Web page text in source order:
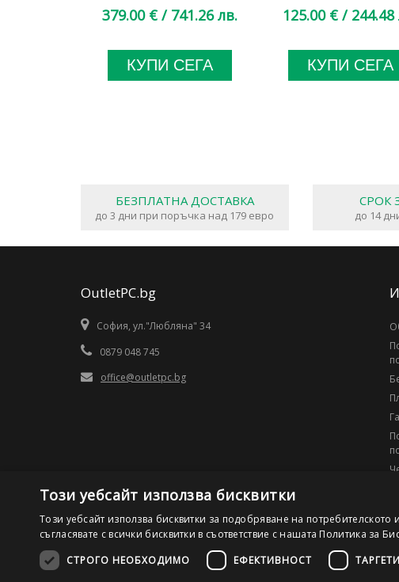
379.00 € / 741.26 лв.
КУПИ СЕГА
125.00 € / 244.48
КУПИ СЕГА
БЕЗПЛАТНА ДОСТАВКА
до 3 дни при поръчка над 179 евро
СРОК
до 14
OutletPC.bg
София, ул."Любляна" 34
0879 048 745
office@outletpc.bg
©2026 OutletPC.bg, Всички права запазени! Ди Ес Ай ООД, ЕИК
Този уебсайт използва бисквитки
Този уебсайт използва бисквитки за подобряване на
съгласявате с всички бисквитки в съответствие с нашата Политика за
СТРОГО НЕОБХОДИМО
ЕФЕКТИВНОСТ